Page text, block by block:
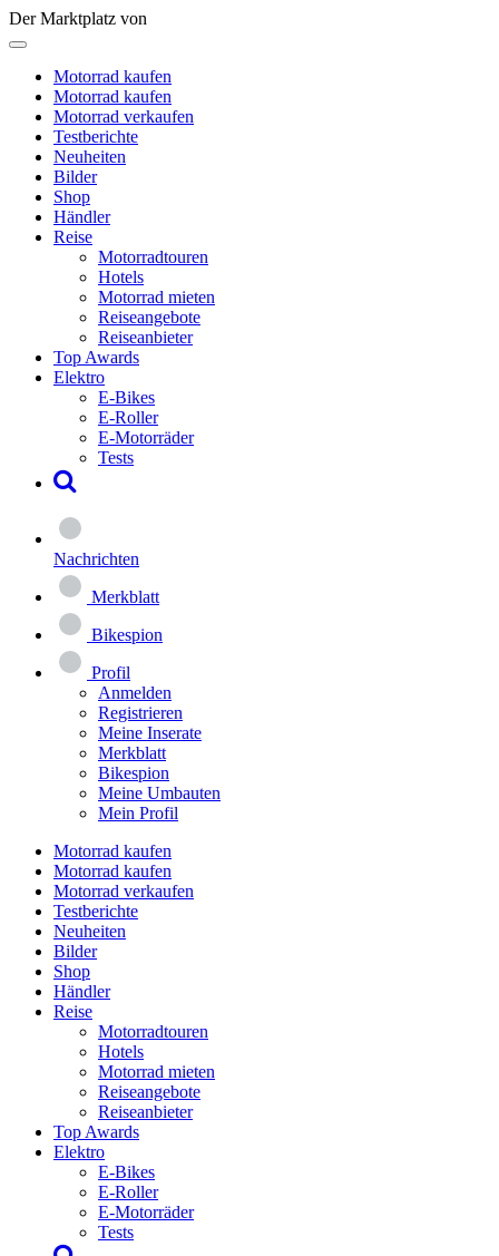
Der Marktplatz von
Motorrad kaufen
Motorrad kaufen
Motorrad verkaufen
Testberichte
Neuheiten
Bilder
Shop
Händler
Reise
Motorradtouren
Hotels
Motorrad mieten
Reiseangebote
Reiseanbieter
Top Awards
Elektro
E-Bikes
E-Roller
E-Motorräder
Tests
Nachrichten
Merkblatt
Bikespion
Profil
Anmelden
Registrieren
Meine Inserate
Merkblatt
Bikespion
Meine Umbauten
Mein Profil
Motorrad kaufen
Motorrad kaufen
Motorrad verkaufen
Testberichte
Neuheiten
Bilder
Shop
Händler
Reise
Motorradtouren
Hotels
Motorrad mieten
Reiseangebote
Reiseanbieter
Top Awards
Elektro
E-Bikes
E-Roller
E-Motorräder
Tests